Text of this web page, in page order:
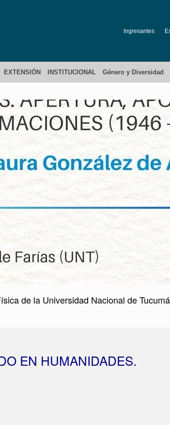
Ingresantes
EXTENSIÓN INSTITUCIONAL Género y Diversidad
de la Universidad Nacional de
EN HUMANIDADES.